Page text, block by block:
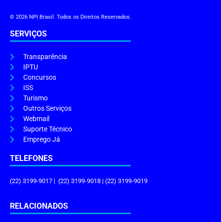
© 2026 NPI Brasil. Todos os Direitos Reservados.
SERVIÇOS
Transparência
IPTU
Concursos
ISS
Turismo
Outros Serviços
Webmail
Suporte Técnico
Emprego Já
TELEFONES
(22) 3199-9017 | (22) 3199-9018 | (22) 3199-9019
RELACIONADOS